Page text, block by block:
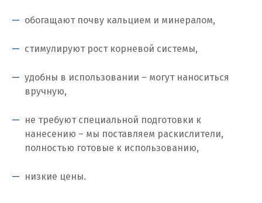
Тверь
Тобольск
Томск
обогащают почву кальцием и минералом,
стимулируют рост корневой системы,
удобны в использовании – могут наноситься
вручную,
не требуют специальной подготовки к
нанесению – мы поставляем раскислители,
полностью готовые к использованию,
низкие цены.